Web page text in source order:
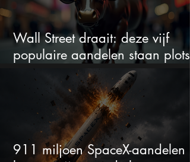
Wall Street draait: deze vijf
populaire aandelen staan plots
onder spanning
911 miljoen SpaceX-aandelen